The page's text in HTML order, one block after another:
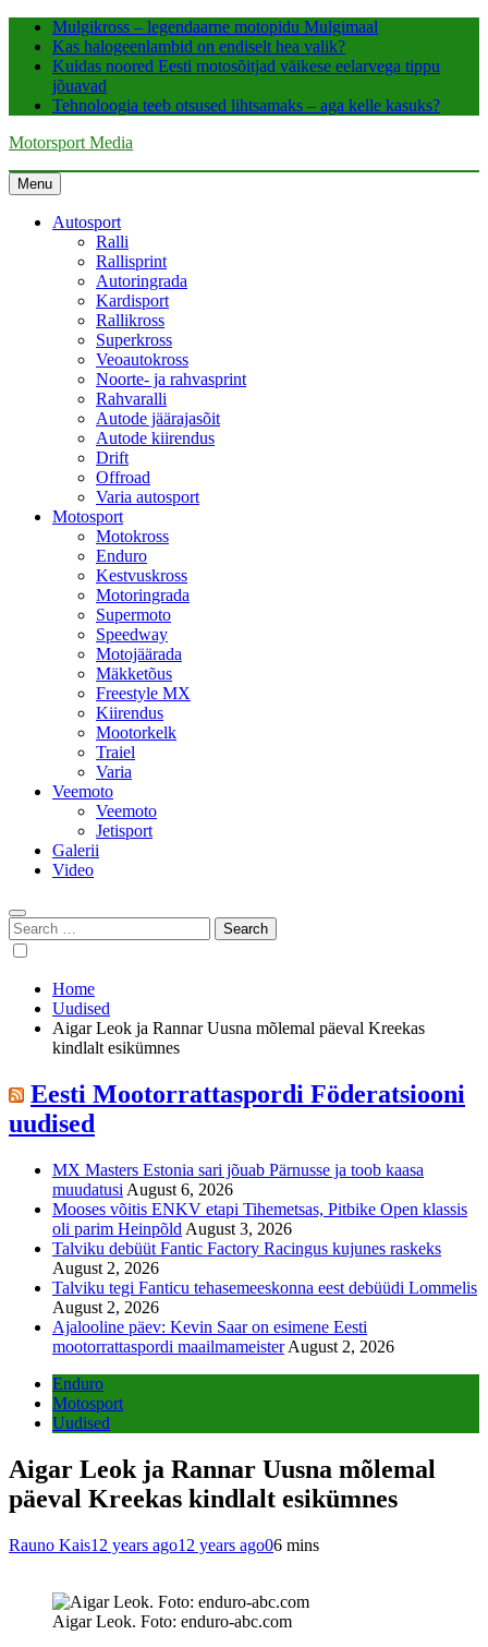
Skip
content
Mulgikross – legendaarne motopidu Mulgimaal
Kas halogeenlambid on endiselt hea valik?
Kuidas noored Eesti motosõitjad väikese eelarvega tippu
jõuavad
Tehnoloogia teeb otsused lihtsamaks – aga kelle kasuks?
Motorsport Media
Menu
Autosport
Ralli
Rallisprint
Autoringrada
Kardisport
Rallikross
Superkross
Veoautokross
Noorte- ja rahvasprint
Rahvaralli
Autode jäärajasõit
Autode kiirendus
Drift
Offroad
Varia autosport
Motosport
Motokross
Enduro
Kestvuskross
Motoringrada
Supermoto
Speedway
Motojäärada
Mäkketõus
Freestyle MX
Kiirendus
Mootorkelk
Traiel
Varia
Veemoto
Veemoto
Jetisport
Galerii
Video
Search
for:
Home
Uudised
Aigar Leok ja Rannar Uusna mõlemal päeval Kreekas
kindlalt esikümnes
Eesti Mootorrattaspordi Föderatsiooni
uudised
MX Masters Estonia sari jõuab Pärnusse ja toob kaasa
muudatusi August 6, 2026
Mooses võitis ENKV etapi Tihemetsas, Pitbike Open klassis
oli parim Heinpõld August 3, 2026
Talviku debüüt Fantic Factory Racingus kujunes raskeks
August 2, 2026
Talviku tegi Fanticu tehasemeeskonna eest debüüdi Lommelis
August 2, 2026
Ajalooline päev: Kevin Saar on esimene Eesti
mootorrattaspordi maailmameister August 2, 2026
Enduro
Motosport
Uudised
Aigar Leok ja Rannar Uusna mõlemal
päeval Kreekas kindlalt esikümnes
Rauno Kais12 years ago12 years ago06 mins
Aigar Leok. Foto: enduro-abc.com